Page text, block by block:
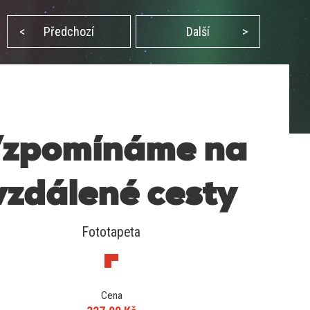
< Předchozí Další >
na
cesty
Fototapeta
Cena